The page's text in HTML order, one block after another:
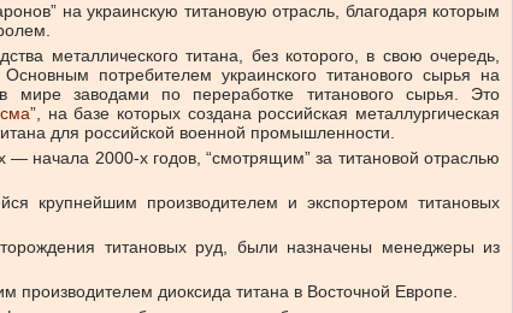
на украинскую титановую отрасль, благодаря которым
металлического титана, без которого, в свою очередь,
потребителем украинского титанового сырья на
заводами по переработке титанового сырья. Это
”, на базе которых создана российская металлургическая
для российской военной промышленности.
— начала 2000-х годов, “смотрящим” за титановой отраслью
крупнейшим производителем и экспортером титановых
титановых руд, были назначены менеджеры из
диоксида титана в Восточной Европе.